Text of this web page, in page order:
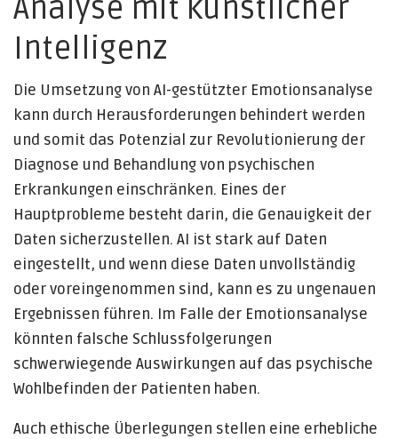
Analyse mit künstlicher
Intelligenz
Die Umsetzung von AI-gestützter Emotionsanalyse
kann durch Herausforderungen behindert werden
und somit das Potenzial zur Revolutionierung der
Diagnose und Behandlung von psychischen
Erkrankungen einschränken. Eines der
Hauptprobleme besteht darin, die Genauigkeit der
Daten sicherzustellen. AI ist stark auf Daten
eingestellt, und wenn diese Daten unvollständig
oder voreingenommen sind, kann es zu ungenauen
Ergebnissen führen. Im Falle der Emotionsanalyse
könnten falsche Schlussfolgerungen
schwerwiegende Auswirkungen auf das psychische
Wohlbefinden der Patienten haben.
Auch ethische Überlegungen stellen eine erhebliche